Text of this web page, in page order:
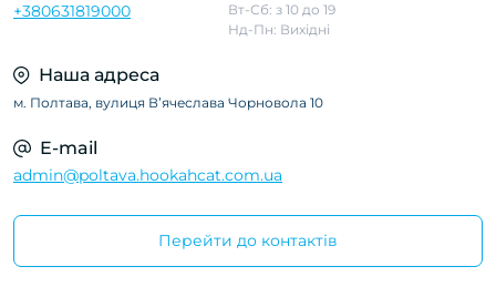
+380631819000
Вт-Сб: з 10 до 19
Нд-Пн: Вихідні
Наша адреса
м. Полтава, вулиця Вʼячеслава Чорновола 10
E-mail
admin@poltava.hookahcat.com.ua
Перейти до контактів